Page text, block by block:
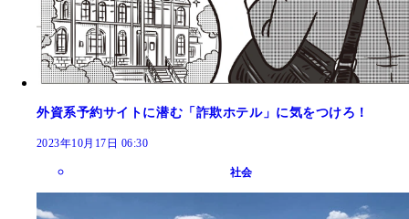
外資系予約サイトに潜む「詐欺ホテル」に気をつけろ！
2023年10月17日 06:30
社会